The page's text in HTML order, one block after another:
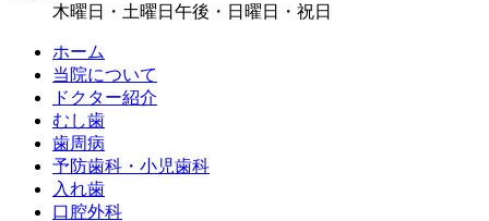
木曜日・土曜日午後・日曜日・祝日
ホーム
当院について
ドクター紹介
むし歯
歯周病
予防歯科・小児歯科
入れ歯
口腔外科